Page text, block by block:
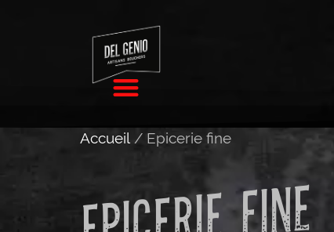
Accueil / Epicerie fine